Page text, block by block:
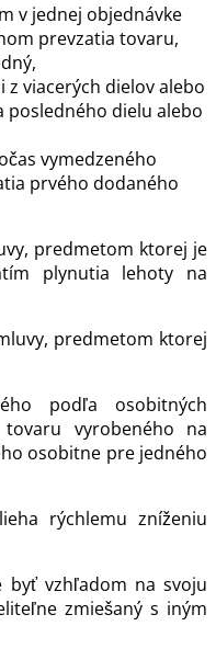
v jednej objednávke
prevzatia tovaru,
viacerých dielov alebo
posledného dielu alebo
vymedzeného
prvého dodaného
predmetom ktorej je
plynutia lehoty na
predmetom ktorej
podľa osobitných
tovaru vyrobeného na
osobitne pre jedného
rýchlemu zníženiu
byť vzhľadom na svoju
zmiešaný s iným